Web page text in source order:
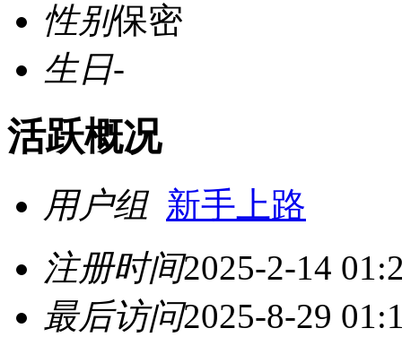
性别保密
生日-
活跃概况
用户组 新手上路
注册时间2025-2-14
最后访问2025-8-29